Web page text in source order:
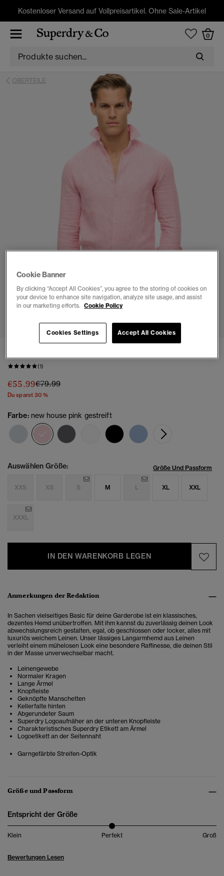
Kostenloser Versand auf Vollpreisartikel. Ohne Sale-Artikel
0
OBERTEILE
1 2 3 4
(1)
€55.99Preis wurde reduziert von
€79.99bis
Du sparst 30 %
Farbe: new house pink gestreift
Ausgewählt
Auswählen Größe: Größe Und Passform
XXS XS S M L XL XXL
XXXL
IN DEN WARENKORB LEGEN
Anmerkungen der Redaktion
In Sachen vielseitiges Basic für deine Garderobe ist ein klassisches,
dezentes Hemd unübertroffen. Mit ihm kannst du zuverlässig deinen Look
abwechslungsreich gestalten, egal, ob geschlossen oder locker, alles mit
luxuriös weichem Leinen. Unser lässiges Langarmhemd aus Leinen
verleiht einem mühelosen Look eine besondere Raffinesse, die deinen Stil
in der Masse unverwechselbar macht.
Leinengewebe
Normaler Kragen
Lange Ärmel
Knopfleiste
Geknöpfte Manschetten
Kellerfalte hinten
Abgerundeter Saum
Superdry Logoaufnäher an der unteren Knopfleiste
Charakteristisches Superdry Etikett am Ärmel
Logoetikett an der Seitennaht
Garngefärbte Streifen-Optik
Größe und Passform
Entspricht der Größe
Klein Perfekt Groß
Bewertungen Lesen
Cookie Banner
By clicking “Accept All Cookies”, you agree to the storing of cookies on
your device to enhance site navigation, analyze site usage, and assist
in our marketing efforts. Cookie Policy
Accept All Cookies
Cookies Settings